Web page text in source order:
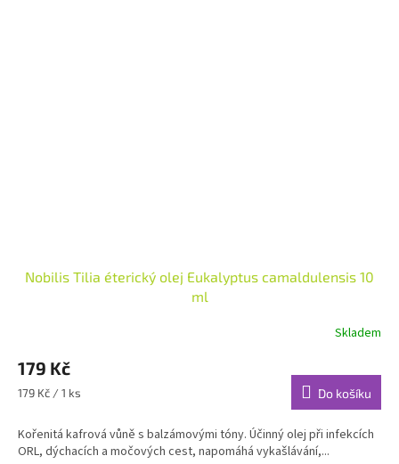
Nobilis Tilia éterický olej Eukalyptus camaldulensis 10
ml
produktu
je
4,9
5
hvězdiček.
Skladem
179 Kč
Měrná
179 Kč / 1 ks Do košíku
Kořenitá kafrová vůně s balzámovými tóny. Účinný olej při infekcích
ORL, dýchacích a močových cest, napomáhá vykašlávání,...